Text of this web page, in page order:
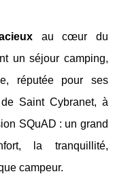
au cœur du
un séjour camping,
réputée pour ses
Saint Cybranet, à
SQuAD : un grand
la tranquillité,
campeur.